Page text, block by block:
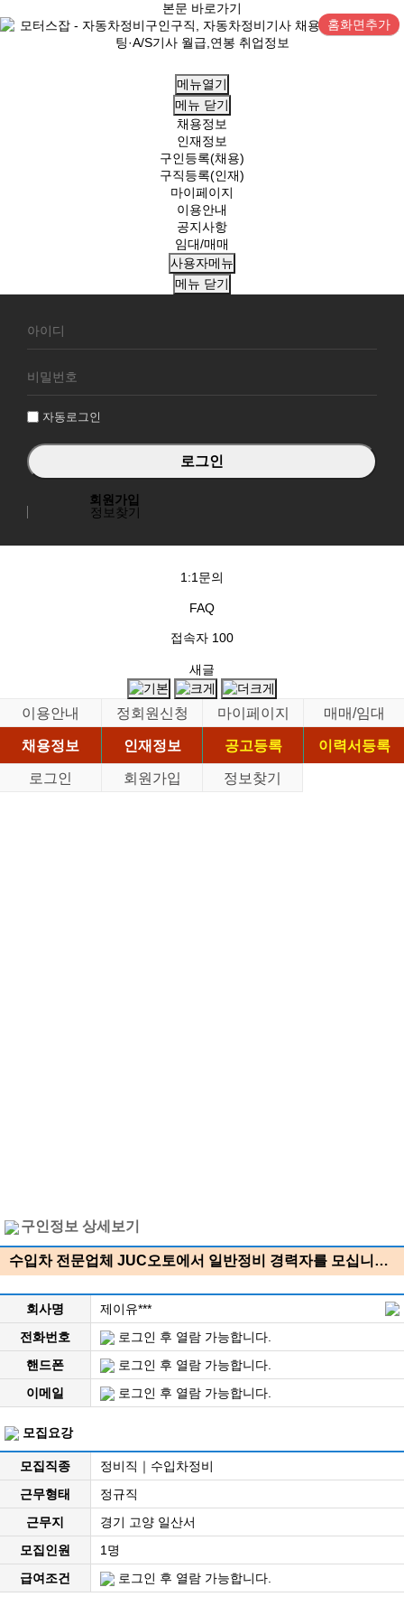
본문 바로가기
홈화면추가
메뉴열기
메뉴 닫기
채용정보
인재정보
구인등록(채용)
구직등록(인재)
마이페이지
이용안내
공지사항
임대/매매
사용자메뉴
메뉴 닫기
원
그
자동로그인
회원가입
정보찾기
1:1문의
FAQ
접속자 100
새글
이용안내 정회원신청 마이페이지
매매/임대
채용정보
인재정보 공고등록
이력서등록
로그인
회원가입 정보찾기
구인정보 상세보기
수입차 전문업체 JUC오토에서 일반정비 경력자를 모십니…
회사명
제이유***
전화번호
로그인 후 열람 가능합니다.
핸드폰
로그인 후 열람 가능합니다.
이메일
로그인 후 열람 가능합니다.
모집요강
모집직종
정비직｜수입차정비
근무형태
정규직
근무지
경기 고양 일산서
모집인원
1명
급여조건
로그인 후 열람 가능합니다.